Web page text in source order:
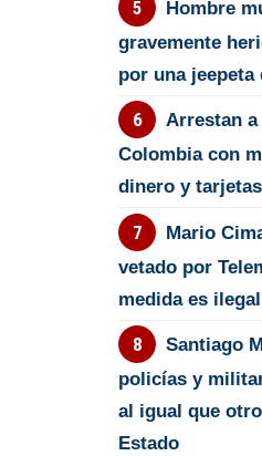
Hombre
gravemente
por una jeepeta
Arrestan
Colombia con
dinero y
Mario
vetado por
medida es ilegal
Santiago
policías y
al igual que
Estado